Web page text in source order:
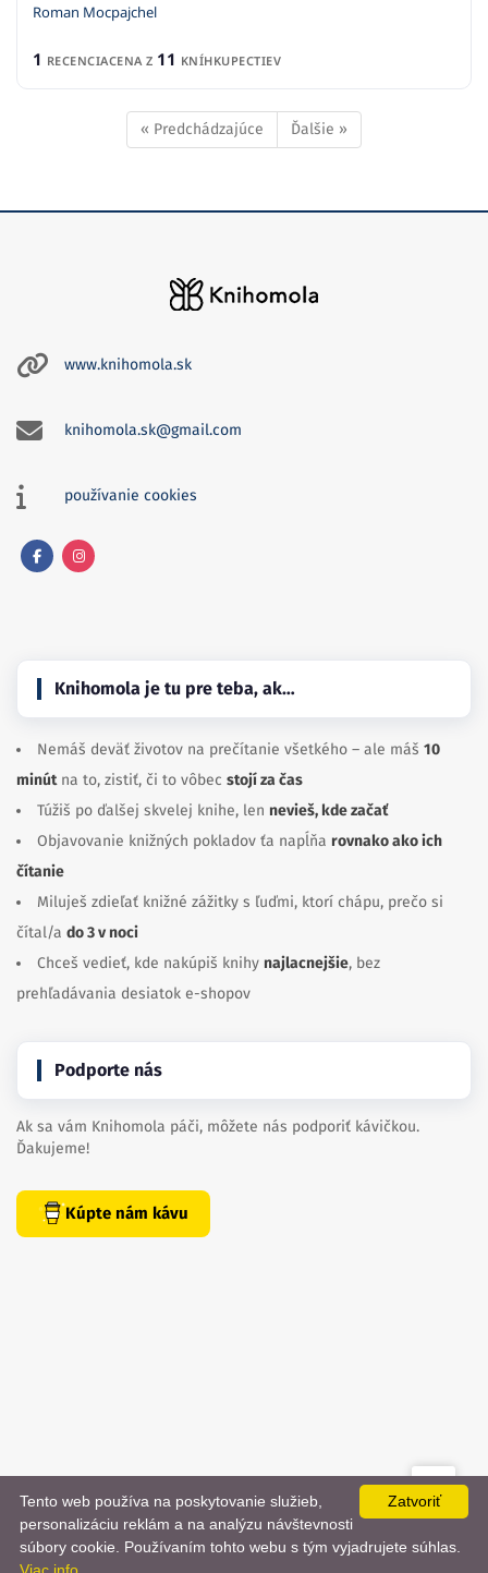
Roman Mocpajchel
1 RECENCIACENA Z 11 KNÍHKUPECTIEV
« Predchádzajúce Ďalšie »
www.knihomola.sk
knihomola.sk@gmail.com
používanie cookies
Knihomola je tu pre teba, ak…
Nemáš deväť životov na prečítanie všetkého – ale máš 10
minútna to, zistiť, či to vôbec stojí za čas
Túžiš po ďalšej skvelej knihe, len nevieš, kde začať
Objavovanie knižných pokladov ťa napĺňa rovnako ako ich
čítanie
Miluješ zdieľať knižné zážitky s ľuďmi, ktorí chápu, prečo si
čítal/a do 3 v noci
Chceš vedieť, kde nakúpiš knihy najlacnejšie, bez
prehľadávania desiatok e-shopov
Podporte nás
Ak sa vám Knihomola páči, môžete nás podporiť kávičkou.
Ďakujeme!
Kúpte nám kávu
created bydanielhrenak.sk
📨
Zatvoriť
Tento web používa na poskytovanie služieb,
personalizáciu reklám a na analýzu návštevnosti
súbory cookie. Používaním tohto webu s tým vyjadrujete súhlas.